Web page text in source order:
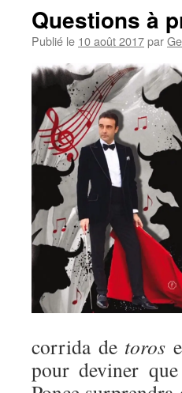
Questions à
Publié le 10 août 2017par
corrida de toros
pour deviner